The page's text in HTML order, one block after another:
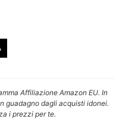
Affiliazione Amazon EU. In
guadagno dagli acquisti idonei.
i prezzi per te.